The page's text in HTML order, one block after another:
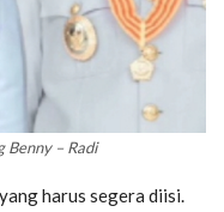
Benny – Radi
harus segera diisi.